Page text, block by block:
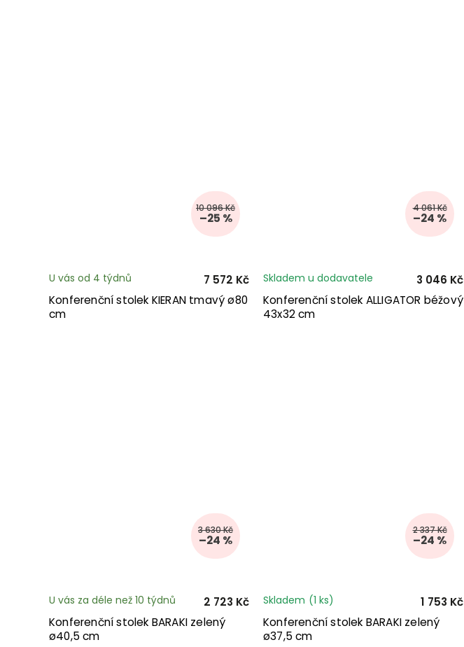
10 096 Kč
–25 %
Konferenční stolek KIERAN tmavý ø80
cm
U vás od 4 týdnů 7 572 Kč
4 061 Kč
–24 %
Konferenční stolek ALLIGATOR béžový
43x32 cm
Skladem u dodavatele 3 046 Kč
3 630 Kč
–24 %
Konferenční stolek BARAKI zelený
ø40,5 cm
U vás za déle než 10 týdnů 2 723 Kč
2 337 Kč
–24 %
Konferenční stolek BARAKI zelený
ø37,5 cm
Skladem (1 ks) 1 753 Kč